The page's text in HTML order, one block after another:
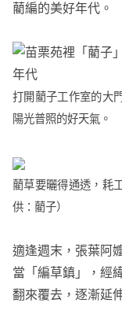
藺編的美好年代。
打開藺子工作室的大
陽光普照的好天氣。
藺草要曬得通透，耗
供：藺子）
適逢週末，張葉阿
當「編草鎮」，經
翻來覆去，逐漸延